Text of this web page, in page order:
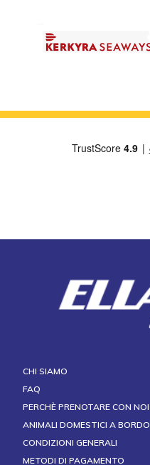
CHI SIAMO
FAQ
PERCHÈ PRENOTARE CON NOI
ANIMALI DOMESTICI A BORDO
CONDIZIONI GENERALI
METODI DI PAGAMENTO